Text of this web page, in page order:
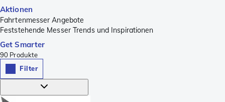
Aktionen
Fahrtenmesser Angebote
Feststehende Messer Trends und Inspirationen
Get Smarter
90 Produkte
Filter